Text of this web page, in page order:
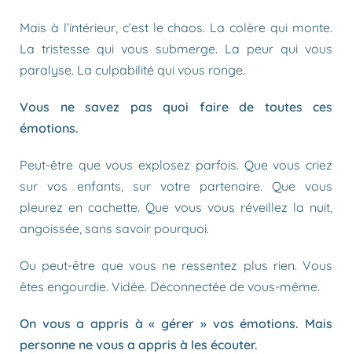
Mais à l’intérieur, c’est le chaos. La colère qui monte.
La tristesse qui vous submerge. La peur qui vous
paralyse. La culpabilité qui vous ronge.
Vous ne savez pas quoi faire de toutes ces
émotions.
Peut-être que vous explosez parfois. Que vous criez
sur vos enfants, sur votre partenaire. Que vous
pleurez en cachette. Que vous vous réveillez la nuit,
angoissée, sans savoir pourquoi.
Ou peut-être que vous ne ressentez plus rien. Vous
êtes engourdie. Vidée. Déconnectée de vous-même.
On vous a appris à « gérer » vos émotions. Mais
personne ne vous a appris à les écouter.